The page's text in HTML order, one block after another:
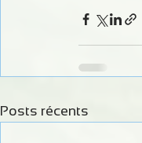
Posts récents